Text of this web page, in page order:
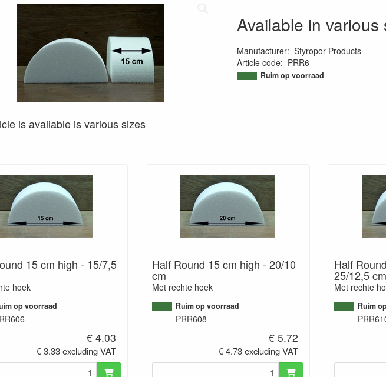
Available in various
Manufacturer: Styropor Products
Article code: PRR6
9506384836866
Ruim op voorraad
is available is various sizes
15 cm high - 15/7,5
hoek
op voorraad
€ 4.03
€ 3.33 excluding VAT
Half Round 15 cm high - 20/10
cm
Met rechte hoek
Ruim op voorraad
PRR608
€ 5.72
€ 4.73 excluding VAT
Half
25/12,5 cm
Met rechte
Ruim